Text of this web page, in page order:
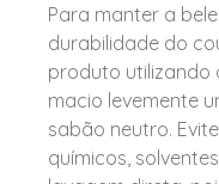
Para manter a
durabilidade do
produto utilizando
macio levemente
sabão neutro.
químicos,